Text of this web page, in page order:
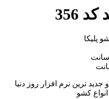
356
سانت
ترین نرم افزار روز دنیا
کشو